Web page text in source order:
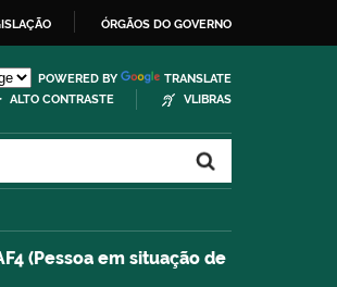
ÓRGÃOS DO GOVERNO
POWERED BY
TRANSLATE
ALTO CONTRASTE
VLIBRAS
(Pessoa em situação de